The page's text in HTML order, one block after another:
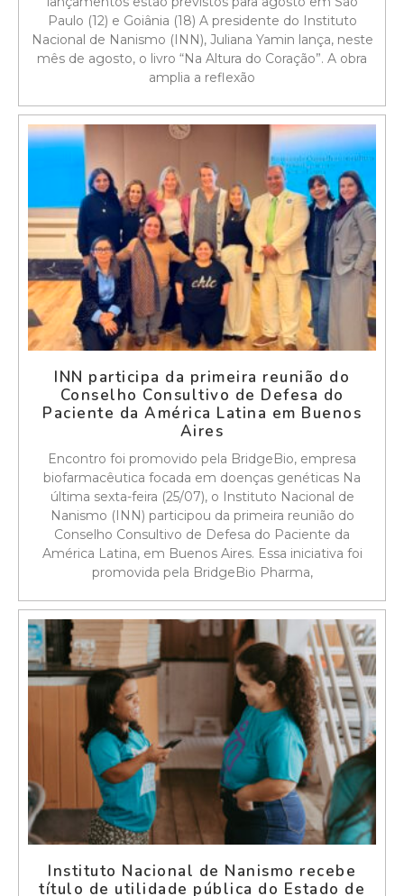
Paulo (12) e Goiânia (18) A presidente do Instituto
Nacional de Nanismo (INN), Juliana Yamin lança, neste
mês de agosto, o livro “Na Altura do Coração”. A obra
amplia a reflexão
INN participa da primeira reunião do
Conselho Consultivo de Defesa do
Paciente da América Latina em Buenos
Aires
Encontro foi promovido pela BridgeBio, empresa
biofarmacêutica focada em doenças genéticas Na
última sexta-feira (25/07), o Instituto Nacional de
Nanismo (INN) participou da primeira reunião do
Conselho Consultivo de Defesa do Paciente da
América Latina, em Buenos Aires. Essa iniciativa foi
promovida pela BridgeBio Pharma,
Instituto Nacional de Nanismo recebe
título de utilidade pública do Estado de